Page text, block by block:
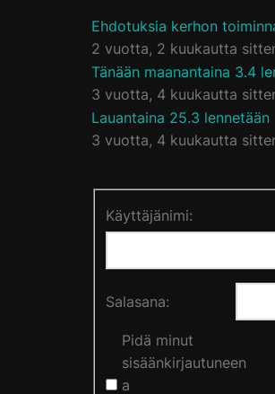
Ehdotuksia kerhon
2 vuotta, 2 kuukautta
Tänään maanantaina 3.4
3 vuotta, 4 kuukautta
Lauantaina 25.3 lennetään
3 vuotta, 4 kuukautta
Käyttäjänimi:
Salasana:
Pidä minut
sisäänkirjautuneen
a